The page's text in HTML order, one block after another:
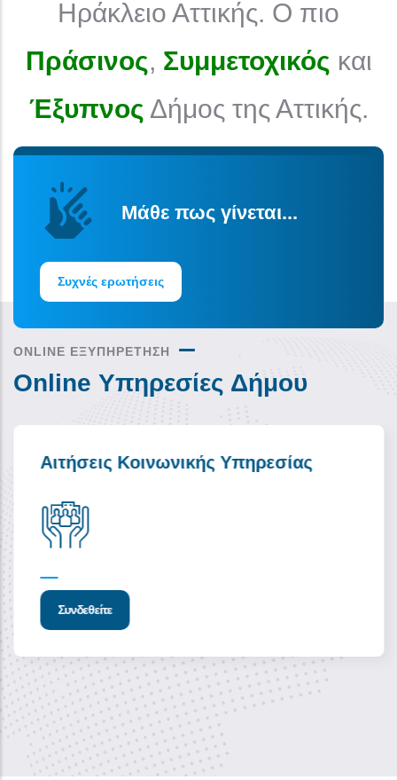
Ηράκλειο Αττικής. Ο πιο
Πράσινος, Συμμετοχικός και
Έξυπνος Δήμος της Αττικής.
Μάθε πως γίνεται...
Συχνές ερωτήσεις
ONLINE ΕΞΥΠΗΡΕΤΗΣΗ
Online Υπηρεσίες Δήμου
Αιτήσεις Κοινωνικής Υπηρεσίας
Συνδεθείτε